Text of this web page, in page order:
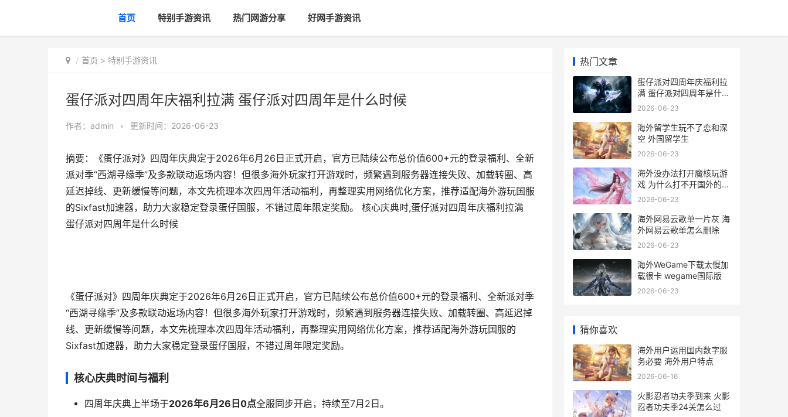
首页 特别手游资讯 热门网游分享 好网手游资讯
首页 > 特别手游资讯
蛋仔派对四周年庆福利拉满 蛋仔派对四周年是什么时候
作者： admin • 更新时间：2026-06-23
摘要：《蛋仔派对》四周年庆典定于2026年6月26日正式开启，官方已陆续公布总价值600+元的登录福利、全新
派对季“西湖寻缘季”及多款联动返场内容！但很多海外玩家打开游戏时，频繁遇到服务器连接失败、加载转圈、高
延迟掉线、更新缓慢等问题，本文先梳理本次四周年活动福利，再整理实用网络优化方案，推荐适配海外游玩国服
的Sixfast加速器，助力大家稳定登录蛋仔国服，不错过周年限定奖励。 核心庆典时,蛋仔派对四周年庆福利拉满
蛋仔派对四周年是什么时候
《蛋仔派对》四周年庆典定于2026年6月26日正式开启，官方已陆续公布总价值600+元的登录福利、全新派对季
“西湖寻缘季”及多款联动返场内容！但很多海外玩家打开游戏时，频繁遇到服务器连接失败、加载转圈、高延迟掉
线、更新缓慢等问题，本文先梳理本次四周年活动福利，再整理实用网络优化方案，推荐适配海外游玩国服的
Sixfast加速器，助力大家稳定登录蛋仔国服，不错过周年限定奖励。
核心庆典时间与福利
四周年庆典上半场于2026年6月26日0点全服同步开启，持续至7月2日。
热门文章
蛋仔派对四周年庆福利拉
满 蛋仔派对四周年是什么
时候
2026-06-23
海外留学生玩不了恋和深
空 外国留学生
2026-06-23
海外没办法打开魔核玩游
戏 为什么打不开国外的
app
2026-06-23
海外网易云歌单一片灰 海
外网易云歌单怎么删除
2026-06-23
海外WeGame下载太慢加
载很卡 wegame国际版
2026-06-23
猜你喜欢
海外用户运用国内数字服
务必要 海外用户特点
2026-06-16
火影忍者功夫季到来 火影
忍者功夫季24关怎么过